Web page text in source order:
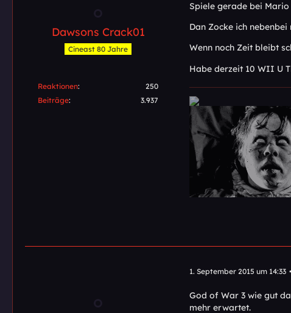
Dawsons Crack01
Cineast 80 Jahre
Reaktionen
250
Beiträge
3.937
Spiele gerade bei
Dan Zocke ich
Wenn noch Zeit bleibt
Habe derzeit 10 WII U
1. September 2015 um 14:33
God of War 3 wie gut
mehr erwartet.